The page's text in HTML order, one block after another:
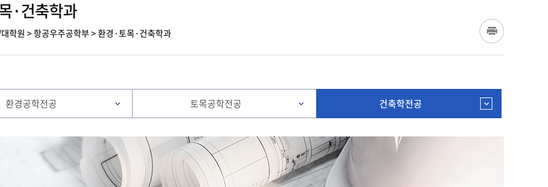
·건축학과
학원 >항공우주공학부>환경·토목·건축학과
환경공학전공 토목공학전공 건축학전공